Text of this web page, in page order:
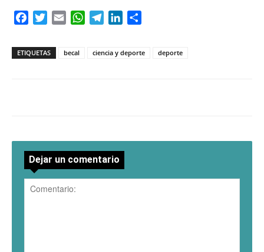
FacebookTwitterEmail WhatsAppTelegramLinkedIn
ETIQUETAS becal ciencia y deporte deporte
Dejar un comentario